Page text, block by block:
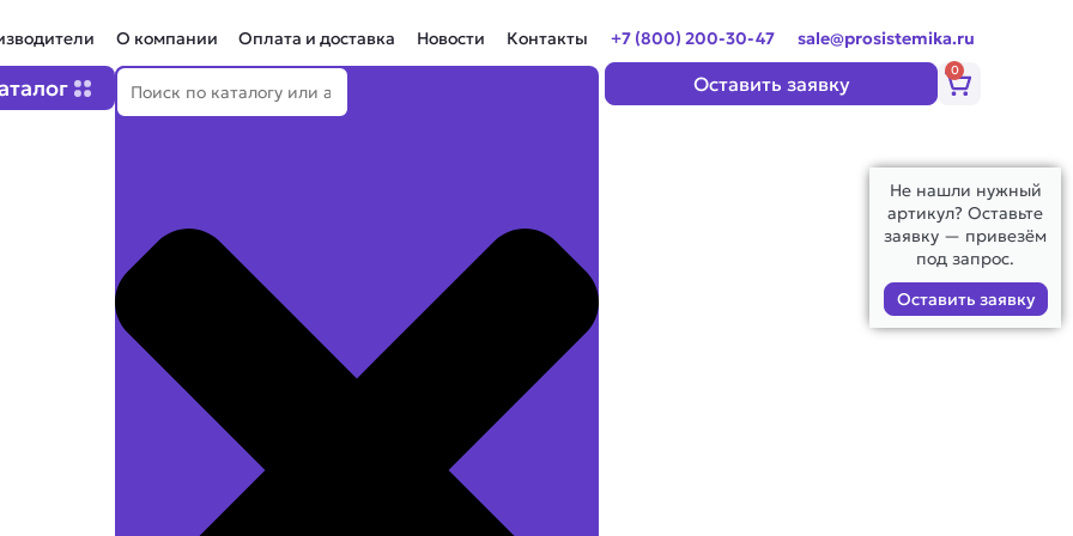
О компании Оплата и доставка Новости Контакты
Поиск
Open Каталог
+7 (800) 200-30-47 sale@prosistemika.ru
Оставить заявку
0
Корзина
Не нашли нужный
артикул? Оставьте
заявку — привезём
под запрос.
Оставить заявку